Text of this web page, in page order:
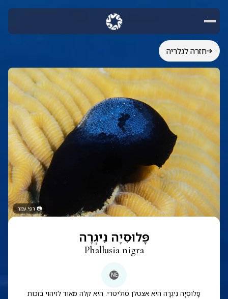
חזרה לגלריה
📷 רפי עמר
פָּלוּסִיָה נִיגְרָה
Phallusia nigra
NE
פָלוּסְיָה נִיגְרָה היא אצטלן סוליטרי. היא קלה מאוד לזיהוי בזכות